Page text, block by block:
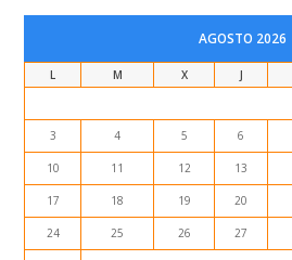
AGOSTO 2026
L M X J
3 4 5 6
10 11 12 13
17 18 19 20
24 25 26 27